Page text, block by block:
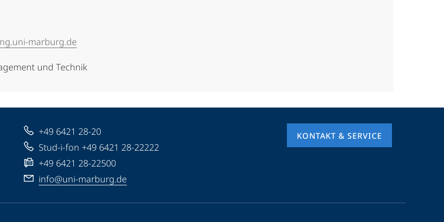
marburg.de
und Technik
+49 6421 28-20
Stud-i-fon +49 6421 28-22222
+49 6421 28-22500
info@uni-marburg.de
KONTAKT & SERVICE